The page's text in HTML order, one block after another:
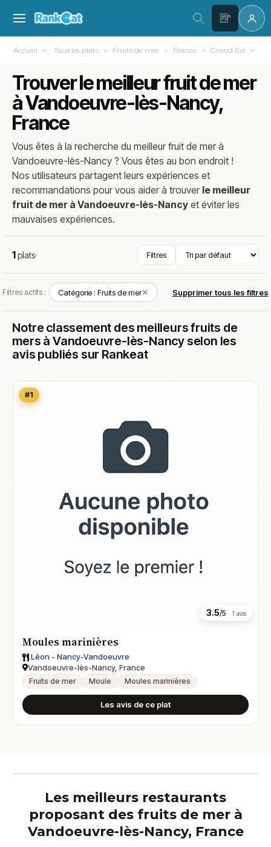
Accueil Tous les plats Fruits de mer France Grand Est
Trouver le meilleur fruit de mer
à Vandoeuvre-lès-Nancy,
France
Vous êtes à la recherche du meilleurfruit de mer à
Vandoeuvre-lès-Nancy ? Vous êtes au bon endroit !
Nos utilisateurs partagent leurs expériences et
recommandations pour vous aider à trouver le meilleur
fruit de mer à Vandoeuvre-lès-Nancy et éviter les
mauvaises expériences.
1plats· Filtres
Filtres actifs : Catégorie : Fruits de mer✕ Supprimer tous les filtres
Notre classement des meilleurs fruits de
mers à Vandoeuvre-lès-Nancy selon les
avis publiés sur Rankeat
#1
3.5/5 1 avis
Moules marinières
Léon - Nancy-Vandoeuvre
Vandoeuvre-lès-Nancy, France
Fruits de mer Moule Moules marinières
Les avis de ce plat
Les meilleurs restaurants
proposant des fruits de mer à
Vandoeuvre-lès-Nancy, France